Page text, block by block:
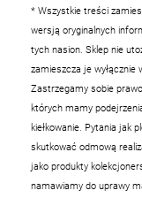
* Wszystkie treści
wersją oryginalnych
tych nasion. Sklep nie
zamieszcza je
Zastrzegamy sobie
których mamy
kiełkowanie. Pytania jak
skutkować odmową
jako produkty
namawiamy do uprawy